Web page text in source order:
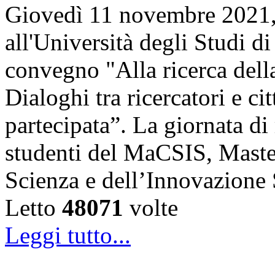
Giovedì 11 novembre
all'Università degli Studi
convegno "Alla ricerca
Dialoghi tra ricercatori e
partecipata”. La giornata
studenti del MaCSIS,
Scienza e
Letto 48071 volte
Leggi tutto...